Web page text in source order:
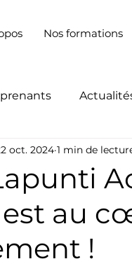
Nos formations
au
!
oct. 2024 1 min de